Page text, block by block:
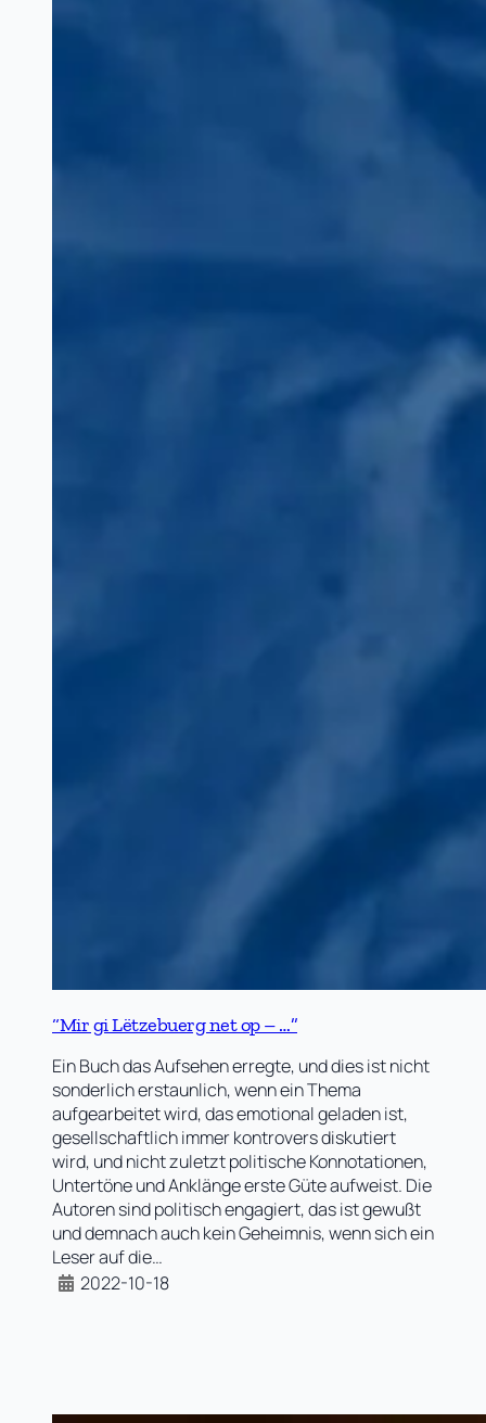
“Mir gi Lëtzebuerg net op – …”
Ein Buch das Aufsehen erregte, und dies ist nicht
sonderlich erstaunlich, wenn ein Thema
aufgearbeitet wird, das emotional geladen ist,
gesellschaftlich immer kontrovers diskutiert
wird, und nicht zuletzt politische Konnotationen,
Untertöne und Anklänge erste Güte aufweist. Die
Autoren sind politisch engagiert, das ist gewußt
und demnach auch kein Geheimnis, wenn sich ein
Leser auf die…
2022-10-18